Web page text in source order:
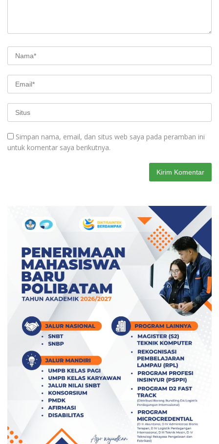
Simpan nama, email, dan situs web saya pada peramban ini
untuk komentar saya berikutnya.